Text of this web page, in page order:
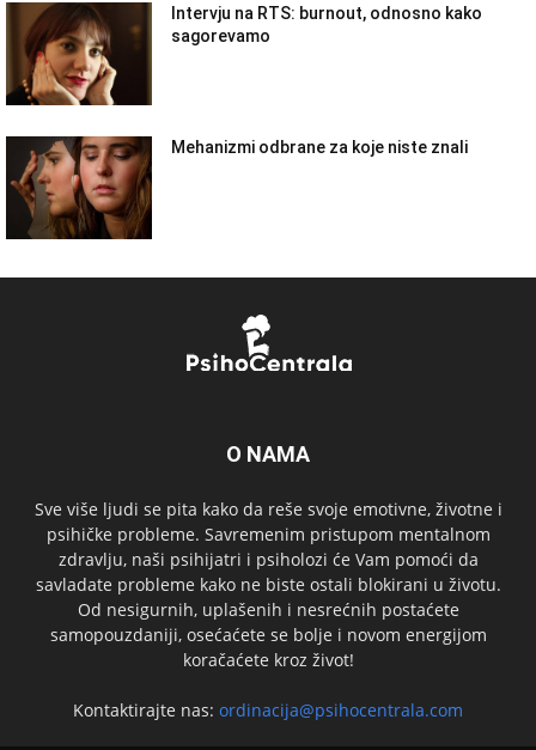
Intervju na RTS: burnout, odnosno kako
sagorevamo
Mehanizmi odbrane za koje niste znali
O NAMA
Sve više ljudi se pita kako da reše svoje emotivne, životne i
psihičke probleme. Savremenim pristupom mentalnom
zdravlju, naši psihijatri i psiholozi će Vam pomoći da
savladate probleme kako ne biste ostali blokirani u životu.
Od nesigurnih, uplašenih i nesrećnih postaćete
samopouzdaniji, osećaćete se bolje i novom energijom
koračaćete kroz život!
Kontaktirajte nas: ordinacija@psihocentrala.com